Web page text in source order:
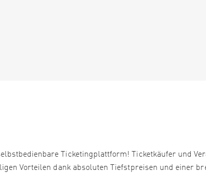
Ticketingplattform! Ticketkäufer und
Vorteilen dank absoluten Tiefstpreisen und einer